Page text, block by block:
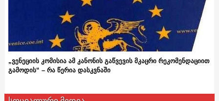
„ვენეციის კომისია ამ კანონის გაწვევის მკაცრი რეკომენდაციით
გამოდის“ – რა წერია დასკვნაში